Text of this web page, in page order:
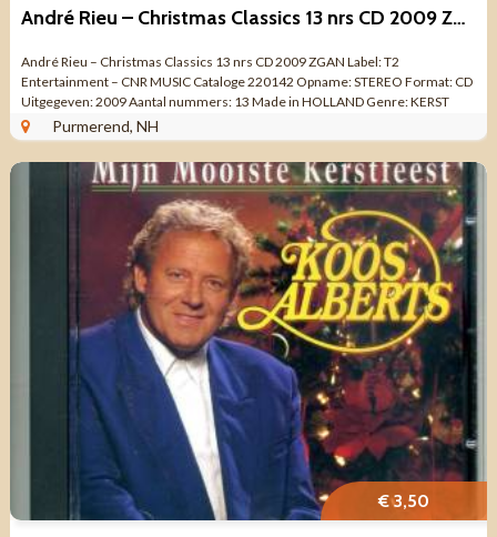
André Rieu – Christmas Classics 13 nrs CD 2009 ZGAN
André Rieu – Christmas Classics 13 nrs CD 2009 ZGAN Label: T2
Entertainment – CNR MUSIC Cataloge 220142 Opname: STEREO Format: CD
Uitgegeven: 2009 Aantal nummers: 13 Made in HOLLAND Genre: KERST
Kwaliteit: ZO ...
Purmerend, NH
€ 3,50